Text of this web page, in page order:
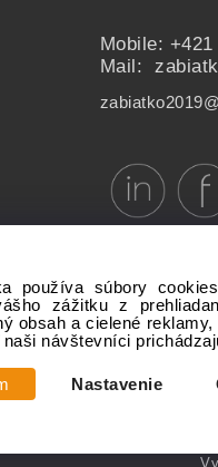
Mobile:
Mail:
Copyright
používa súbory
zážitku z
obsah a cielené
návštevníci
Nastavenie